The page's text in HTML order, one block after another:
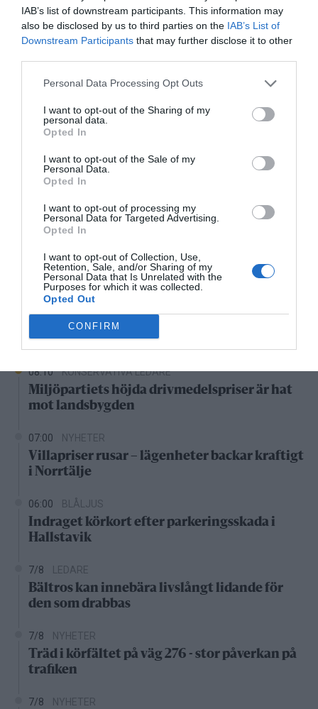
IAB’s list of downstream participants. This information may
also be disclosed by us to third parties on the IAB’s List of
Downstream Participants that may further disclose it to other
Personal Data Processing Opt Outs
I want to opt-out of the Sharing of my
personal data.
Opted In
I want to opt-out of the Sale of my
Personal Data.
Opted In
I want to opt-out of processing my
Personal Data for Targeted Advertising.
Opted In
I want to opt-out of Collection, Use,
Retention, Sale, and/or Sharing of my
Personal Data that Is Unrelated with the
Purposes for which it was collected.
Opted Out
CONFIRM
Nytt fastighetsförvaltningsbolag registerat i
Norrtälje
25/3 NYA BOLAG
Trålen 24 AB registrerat
18/3 NYA BOLAG
NordHem Måleri AB registrerat –
Lokalt väder
28°C Mestadels klart
10:00
28°C
11:00
30°C
12:00 13:00
Senaste nytt
08:10 KONSERVATIVA LEDARE
Miljöpartiets höjda drivmedelspriser är hat
mot landsbygden
07:00 NYHETER
Villapriser rusar – lägenheter backar kraftigt
i Norrtälje
06:00 BLÅLJUS
Indraget körkort efter parkeringsskada i
Hallstavik
7/8 LEDARE
Bältros kan innebära livslångt lidande för
den som drabbas
7/8 NYHETER
Träd i körfältet på väg 276 - stor påverkan på
trafiken
7/8 NYHETER